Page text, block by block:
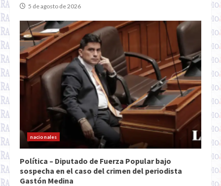
5 de agosto de 2026
nacionales
Política – Diputado de Fuerza Popular bajo
sospecha en el caso del crimen del periodista
Gastón Medina